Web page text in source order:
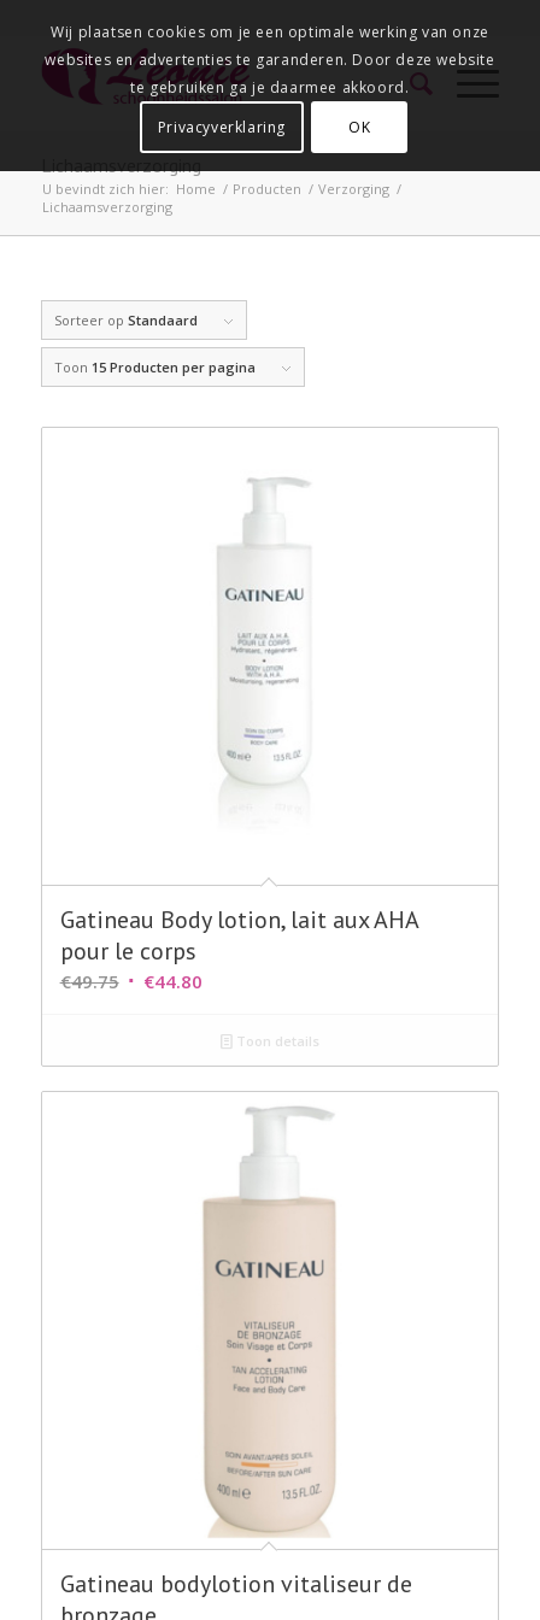
Lichaamsverzorging
U bevindt zich hier: Home / Producten / Verzorging /
Lichaamsverzorging
Sorteer op Standaard
Toon 15 Producten per pagina
Gatineau Body lotion, lait aux AHA
pour le corps
€49.75 Oorspronkelijke
€49.75.
€44.80Huidige
€44.80.
Toon details
Gatineau bodylotion vitaliseur de
Wij plaatsen cookies om je een optimale werking van onze
websites en advertenties te garanderen. Door deze website
te gebruiken ga je daarmee akkoord.
Privacyverklaring
OK